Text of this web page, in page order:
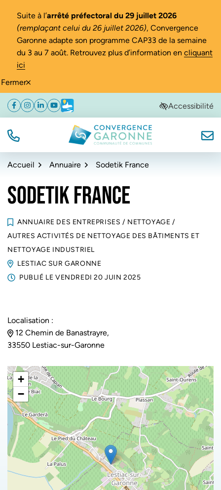
Fermer
Suite à l’arrêté préfectoral du 29 juillet 2026
(remplaçant celui du 26 juillet 2026), Convergence
Garonne adapte son programme CAP33 de la semaine
du 3 au 7 août. Retrouvez plus d’information en cliquant
ici
Aller
navigation
Aller
au
Aller
au
de
Facebook
(ouverture dans un nouvel onglet)
Instagram
(ouverture dans un nouvel onglet)
Linkedin
(ouverture dans un nouvel onglet)
YouTube
(ouverture dans un nouvel onglet)
Météo
(ouverture dans un nouvel onglet)Accessibilité
TÉL. Convergence Garonne
Accueil Annuaire Sodetik France
SODETIK FRANCE
ANNUAIRE DES ENTREPRISES / NETTOYAGE /
AUTRES ACTIVITÉS DE NETTOYAGE DES BÂTIMENTS ET
NETTOYAGE INDUSTRIEL
LESTIAC SUR GARONNE
PUBLIÉ LE VENDREDI 20 JUIN 2025
Localisation :
12 Chemin de Banastrayre,
33550 Lestiac-sur-Garonne
+
−